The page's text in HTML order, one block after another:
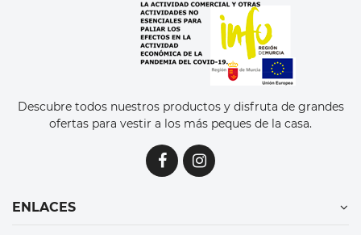
Descubre todos nuestros productos y disfruta de grandes
ofertas para vestir a los más peques de la casa.
ENLACES